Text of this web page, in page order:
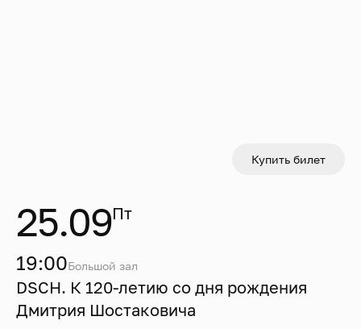
Купить билет
25.09Пт
19:00Большой зал
DSCH. К 120-летию со дня рождения
Дмитрия Шостаковича